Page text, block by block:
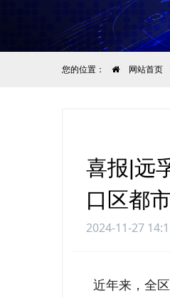
您的位置： 网站首页
喜报|远
口区都
2024-11-27
近年来，全